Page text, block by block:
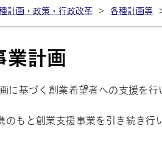
計画・政策・行政改革 > 各種計画等
業計画
に基づく創業希望者への支援を
のもと創業支援事業を引き続き